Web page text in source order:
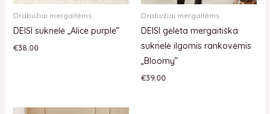
Drabužiai mergaitėms
DEISI suknelė „Alice purple”
€38.00
Drabužiai mergaitėms
DEISI gėlėta mergaitiška
suknelė ilgomis rankovėmis
„Bloomy”
€39.00